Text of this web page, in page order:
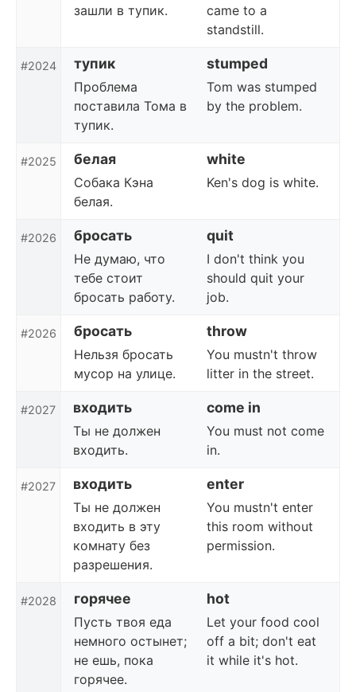
зашли в тупик.
came to a
standstill.
#2024 тупик stumped
Проблема
поставила Тома в
тупик.
Tom was stumped
by the problem.
#2025 белая white
Собака Кэна
белая.
Ken's dog is white.
#2026 бросать quit
Не думаю, что
тебе стоит
бросать работу.
I don't think you
should quit your
job.
#2026 бросать throw
Нельзя бросать
мусор на улице.
You mustn't throw
litter in the street.
#2027 входить come in
Ты не должен
входить.
You must not come
in.
#2027 входить enter
Ты не должен
входить в эту
комнату без
разрешения.
You mustn't enter
this room without
permission.
#2028 горячее hot
Пусть твоя еда
немного остынет;
не ешь, пока
горячее.
Let your food cool
off a bit; don't eat
it while it's hot.